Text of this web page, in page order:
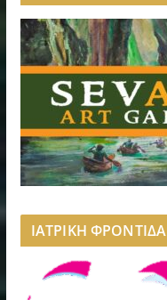
ΙΑΤΡΙΚΗ ΦΡΟΝΤΙΔΑ